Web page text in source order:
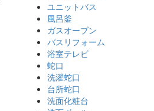
ユニットバス
風呂釜
ガスオーブン
バスリフォーム
浴室テレビ
蛇口
洗濯蛇口
台所蛇口
洗面化粧台